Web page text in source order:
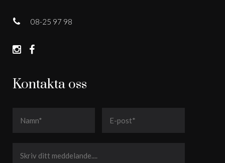
Kontakta oss
08-25 97 98